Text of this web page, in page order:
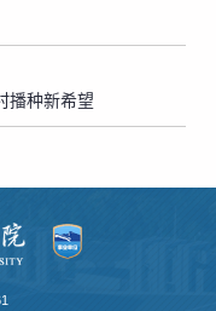
播种新希望